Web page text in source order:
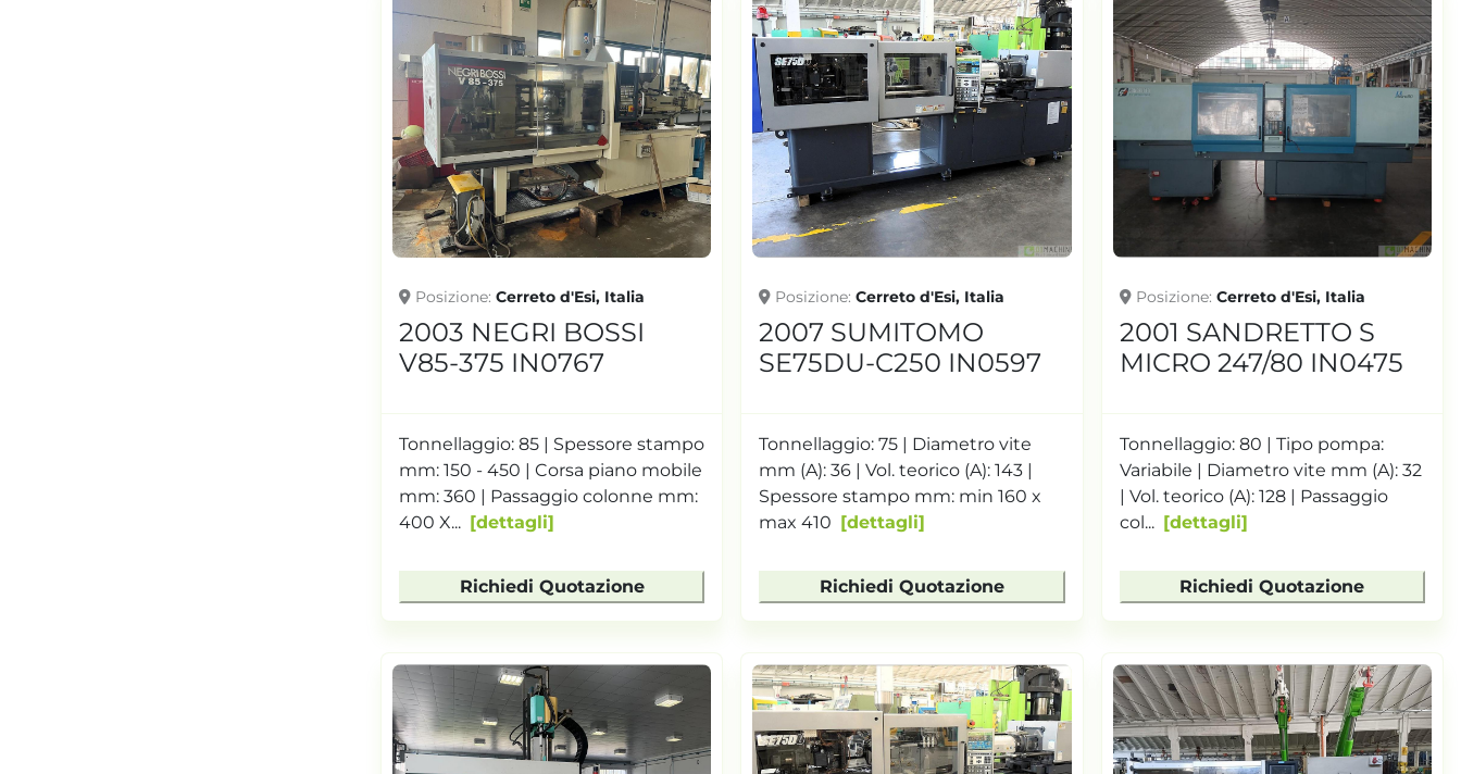
Posizione Cerreto d'Esi, Italia
2003 NEGRI BOSSI
V85-375 IN0767
Tonnellaggio: 85 | Spessore stampo
mm: 150 - 450 | Corsa piano mobile
mm: 360 | Passaggio colonne mm:
400 X...
dettagli
Richiedi Quotazione
Posizione Cerreto d'Esi, Italia
2007 SUMITOMO
SE75DU-C250 IN0597
Tonnellaggio: 75 | Diametro vite
mm (A): 36 | Vol. teorico (A): 143 |
Spessore stampo mm: min 160 x
max 410
dettagli
Richiedi Quotazione
Posizione Cerreto d'Esi, Italia
2001 SANDRETTO S
MICRO 247/80 IN0475
Tonnellaggio: 80 | Tipo pompa:
Variabile | Diametro vite mm (A): 32
| Vol. teorico (A): 128 | Passaggio
col...
dettagli
Richiedi Quotazione